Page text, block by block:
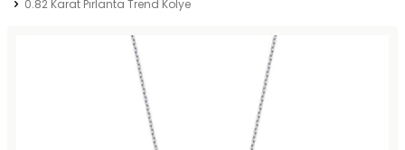
0.82 Karat Pırlanta Trend Kolye